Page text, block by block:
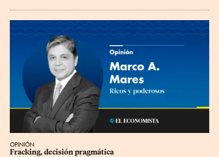
OPINIÓN
Fracking, decisión pragmática